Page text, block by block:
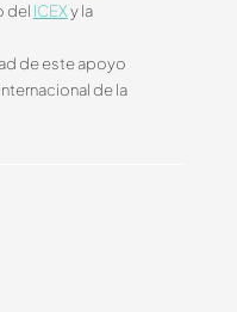
del ICEXy la
de este apoyo
de la